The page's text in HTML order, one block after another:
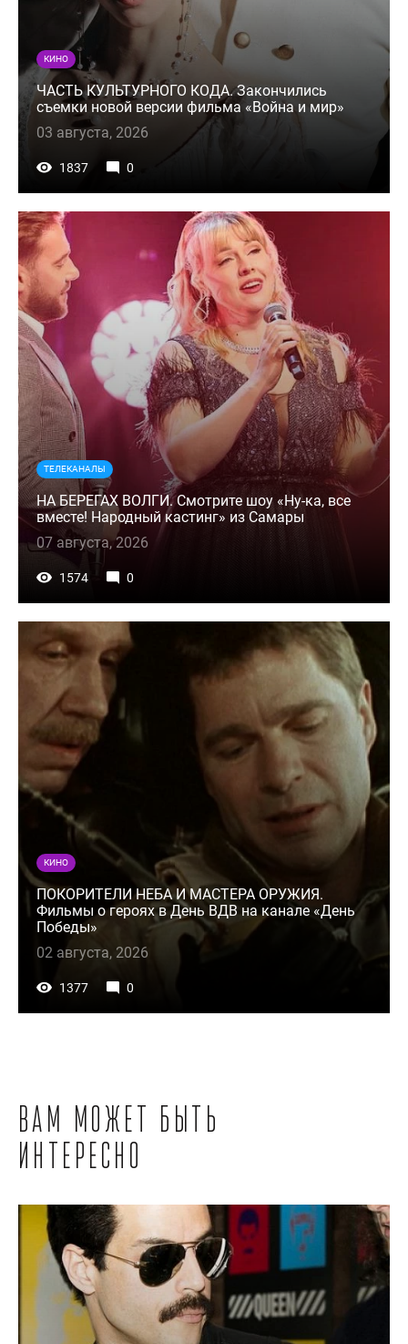
КИНО
ЧАСТЬ КУЛЬТУРНОГО КОДА. Закончились
съемки новой версии фильма «Война и мир»
03 августа, 2026
1837 0
ТЕЛЕКАНАЛЫ
НА БЕРЕГАХ ВОЛГИ. Смотрите шоу «Ну-ка, все
вместе! Народный кастинг» из Самары
07 августа, 2026
1574 0
КИНО
ПОКОРИТЕЛИ НЕБА И МАСТЕРА ОРУЖИЯ.
Фильмы о героях в День ВДВ на канале «День
Победы»
02 августа, 2026
1377 0
Вам может быть
интересно